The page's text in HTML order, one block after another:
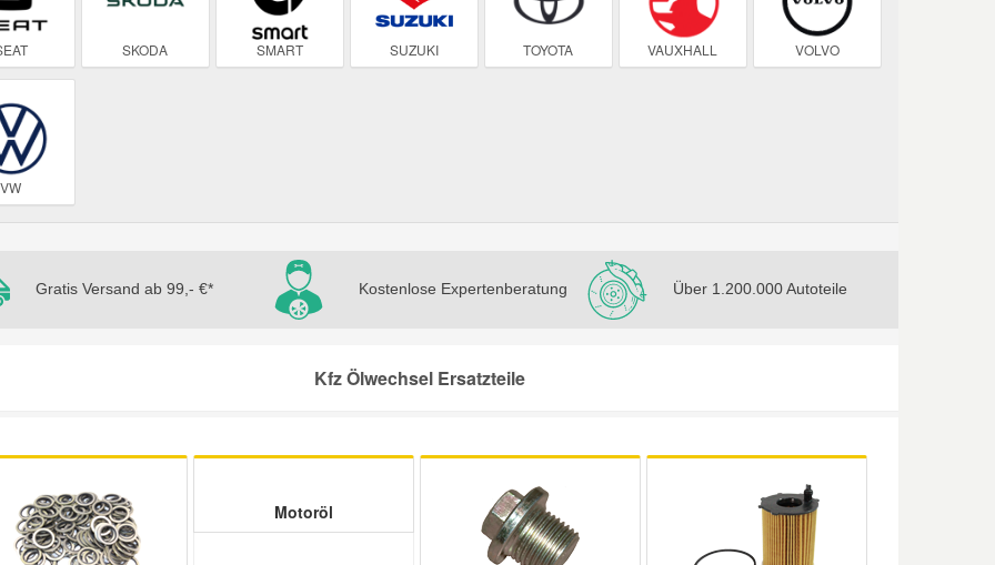
SKODA SMART SUZUKI TOYOTA VAUXHALL VOLVO
VW
Gratis Versand ab 99,- €* Kostenlose Expertenberatung Über 1.200.000 Autoteile
Kfz Ölwechsel Ersatzteile
Motoröl